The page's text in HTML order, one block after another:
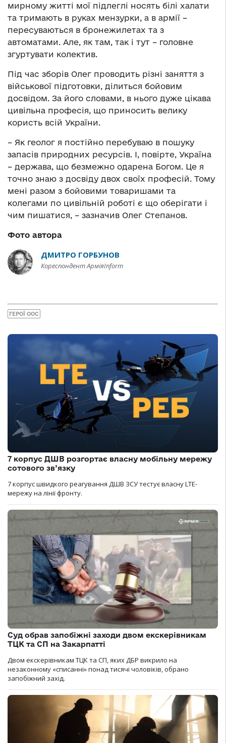
мирному житті мої підлеглі носять білі халати
та тримають в руках мензурки, а в армії –
пересуваються в бронежилетах та з
автоматами. Але, як там, так і тут – головне
згуртувати колектив.
Під час зборів Олег проводить різні заняття з
військової підготовки, ділиться бойовим
досвідом. За його словами, в нього дуже цікава
цивільна професія, що приносить велику
користь всій України.
– Як геолог я постійно перебуваю в пошуку
запасів природних ресурсів. І, повірте, Україна
– держава, що безмежно одарена Богом. Це я
точно знаю з досвіду двох своїх професій. Тому
мені разом з бойовими товаришами та
колегами по цивільній роботі є що оберігати і
чим пишатися, – зазначив Олег Степанов.
Фото автора
ДМИТРО ГОРБУНОВ
Кореспондент АрміяInform
ГЕРОЇ ООС
7 корпус ДШВ розгортає власну мобільну мережу
сотового зв’язку
7 корпус швидкого реагування ДШВ ЗСУ тестує власну LTE-
мережу на лінії фронту.
Суд обрав запобіжні заходи двом екскерівникам
ТЦК та СП на Закарпатті
Двом екскерівникам ТЦК та СП, яких ДБР викрило на
незаконному «списанні» понад тисячі чоловіків, обрано
запобіжний захід.